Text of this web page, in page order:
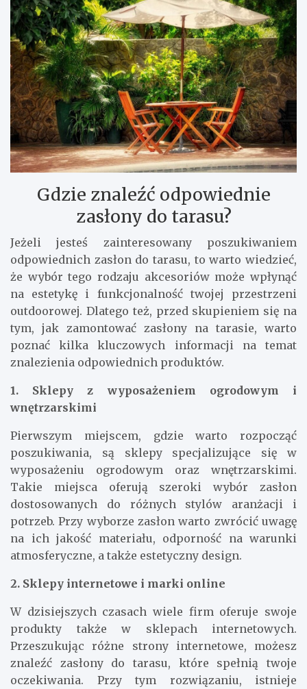
Gdzie znaleźć odpowiednie
zasłony do tarasu?
Jeżeli jesteś zainteresowany poszukiwaniem
odpowiednich zasłon do tarasu, to warto wiedzieć,
że wybór tego rodzaju akcesoriów może wpłynąć
na estetykę i funkcjonalność twojej przestrzeni
outdoorowej. Dlatego też, przed skupieniem się na
tym, jak zamontować zasłony na tarasie, warto
poznać kilka kluczowych informacji na temat
znalezienia odpowiednich produktów.
1. Sklepy z wyposażeniem ogrodowym i
wnętrzarskimi
Pierwszym miejscem, gdzie warto rozpocząć
poszukiwania, są sklepy specjalizujące się w
wyposażeniu ogrodowym oraz wnętrzarskimi.
Takie miejsca oferują szeroki wybór zasłon
dostosowanych do różnych stylów aranżacji i
potrzeb. Przy wyborze zasłon warto zwrócić uwagę
na ich jakość materiału, odporność na warunki
atmosferyczne, a także estetyczny design.
2. Sklepy internetowe i marki online
W dzisiejszych czasach wiele firm oferuje swoje
produkty także w sklepach internetowych.
Przeszukując różne strony internetowe, możesz
znaleźć zasłony do tarasu, które spełnią twoje
oczekiwania. Przy tym rozwiązaniu, istnieje